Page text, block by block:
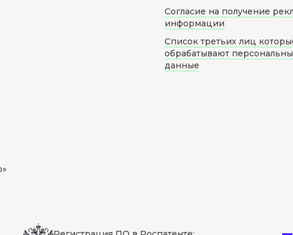
Согласие на получение
информации
Список третьих лиц
обрабатывают
данные